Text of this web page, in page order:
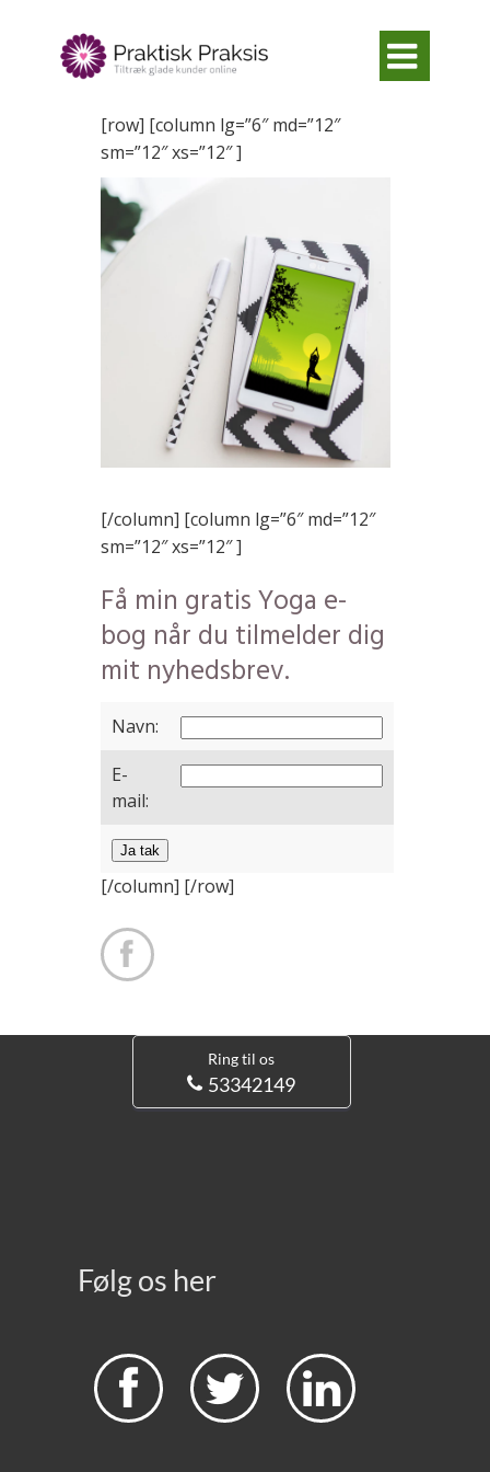

[row] [column lg=”6″ md=”12″
sm=”12″ xs=”12″ ]
[/column] [column lg=”6″ md=”12″
sm=”12″ xs=”12″ ]
Få min gratis Yoga e-
bog når du tilmelder dig
mit nyhedsbrev.
Navn:
E-
mail:
Ja tak
[/column] [/row]

Ring til os
53342149
Følg os her
  